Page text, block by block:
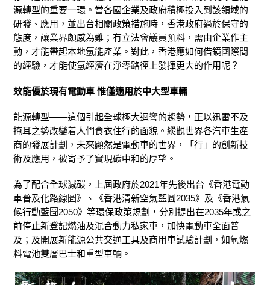
源轉型的重要一環。當各國企業及政府積極投入到該領域的
研發、應用，並出台相關政策措施時，香港政府過於保守的
態度，讓業界頗感為難；有立法會議員預料，需由企業作主
動，才能帶起本地氫能產業。對此，香港應如何借鏡國際間
的經驗，才能使氫經濟在淨零路徑上發揮更大的作用呢？
效能優於現有電動車 惟僅適用於中大型車輛
能源轉型——這個引起全球極大迴響的趨勢，正以迅雷不及
掩耳之勢改變着人們食衣住行的面貌。縱觀世界各汽車生產
商的發展計劃，未來顯然是電動車的世界，「行」的創新技
術及應用，被寄予了實現碳中和的厚望。
為了配合全球減碳，上屆政府於2021年先後出台《香港電動
車普及化路線圖》、《香港清新空氣藍圖2035》及《香港氣
候行動藍圖2050》等環保政策規劃，分別提出在2035年或之
前停止新登記燃油及混合動力私家車，加快電動車全面普
及；及開展新能源公共交通工具及商用車試驗計劃，如氫燃
料電池雙層巴士和重型車輛。